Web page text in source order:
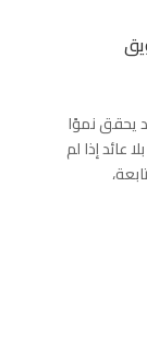
يحقق نموًا
عائد إذا لم